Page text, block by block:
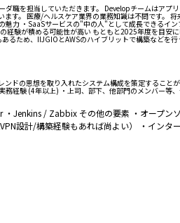
職を担当していただきます。 Developチームはア
す。 医療/ヘルスケア業界の業務知識は不問です
力 ・SaaSサービスの"中の人"として成長できるイ
験が積める可能性が高い もともと2025年度を目
ため、IIJGIOとAWSのハイブリットで構築などを行
ドの思想を取り入れたシステム構成を策定するこ
験 (4年以上) ・上司、部下、他部門のメンバー
Jenkins / Zabbix その他の要素 ・オープ
設計/構築経験もあれば尚よい） ・イン